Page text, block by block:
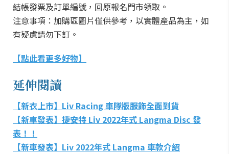
結帳發票及訂單編號，回原報名門市領取。
注意事項：加購區圖片僅供參考，以實體產品為主，如
有疑慮請勿下訂。
【點此看更多好物】
延伸閱讀
【新衣上市】Liv Racing 車隊版服飾全面到貨
【新車發表】捷安特 Liv 2022年式 Langma Disc 發
表！！
【新車發表】Liv 2022年式 Langma 車款介紹